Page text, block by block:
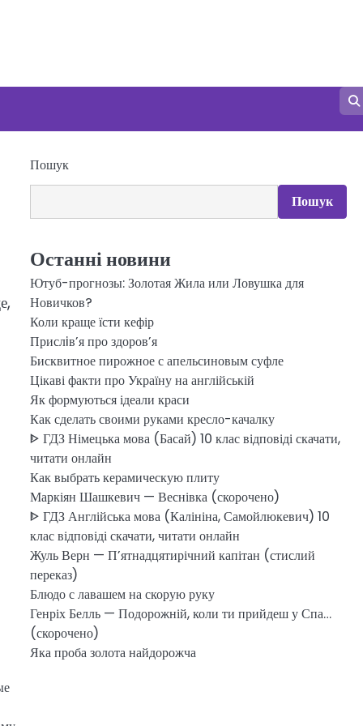
Пошук
Пошук
Останні новини
Ютуб-прогнозы: Золотая Жила или Ловушка для
Новичков?
Коли краще їсти кефір
Прислiв’я про здоров’я
Бисквитное пирожное с апельсиновым суфле
Цікаві факти про Україну на англійській
Як формуються ідеали краси
Как сделать своими руками кресло-качалку
ᐈ ГДЗ Німецька мова (Басай) 10 клас відповіді скачати,
читати онлайн
Как выбрать керамическую плиту
Маркіян Шашкевич — Веснівка (скорочено)
ᐈ ГДЗ Англійська мова (Калініна, Самойлюкевич) 10
клас відповіді скачати, читати онлайн
Жуль Верн — П’ятнадцятирічний капітан (стислий
переказ)
Блюдо с лавашем на скорую руку
Генріх Белль — Подорожній, коли ти прийдеш у Спа…
(скорочено)
Яка проба золота найдорожча